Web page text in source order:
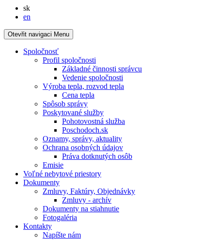
skSlovensky
en
Otevřit navigaci Menu
Spoločnosť
Profil spoločnosti
Základné činnosti správcu
Vedenie spoločnosti
Výroba tepla, rozvod tepla
Cena tepla
Spôsob správy
Poskytované služby
Pohotovostná služba
Poschodoch.sk
Oznamy, správy, aktuality
Ochrana osobných údajov
Práva dotknutých osôb
Emisie
Voľné nebytové priestory
Dokumenty
Zmluvy, Faktúry, Objednávky
Zmluvy - archív
Dokumenty na stiahnutie
Fotogaléria
Kontakty
Napíšte nám